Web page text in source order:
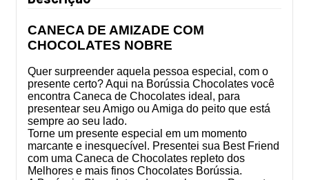
CANECA DE AMIZADE COM
CHOCOLATES NOBRE
Quer surpreender aquela pessoa especial, com o
presente certo? Aqui na Borússia Chocolates você
encontra Caneca de Chocolates ideal, para
presentear seu Amigo ou Amiga do peito que está
sempre ao seu lado.
Torne um presente especial em um momento
marcante e inesquecível. Presentei sua Best Friend
com uma Caneca de Chocolates repleto dos
Melhores e mais finos Chocolates Borússia.